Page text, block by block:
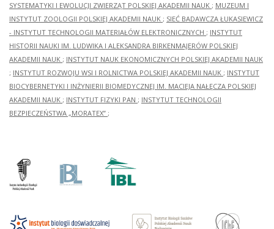
SYSTEMATYKI I EWOLUCJI ZWIERZĄT POLSKIEJ AKADEMII NAUK ; MUZEUM I
INSTYTUT ZOOLOGII POLSKIEJ AKADEMII NAUK ; SIEĆ BADAWCZA ŁUKASIEWICZ
- INSTYTUT TECHNOLOGII MATERIAŁÓW ELEKTRONICZNYCH ; INSTYTUT
HISTORII NAUKI IM. LUDWIKA I ALEKSANDRA BIRKENMAJERÓW POLSKIEJ
AKADEMII NAUK ; INSTYTUT NAUK EKONOMICZNYCH POLSKIEJ AKADEMII NAUK
; INSTYTUT ROZWOJU WSI I ROLNICTWA POLSKIEJ AKADEMII NAUK ; INSTYTUT
BIOCYBERNETYKI I INŻYNIERII BIOMEDYCZNEJ IM. MACIEJA NAŁĘCZA POLSKIEJ
AKADEMII NAUK ; INSTYTUT FIZYKI PAN ; INSTYTUT TECHNOLOGII
BEZPIECZEŃSTWA „MORATEX” ;